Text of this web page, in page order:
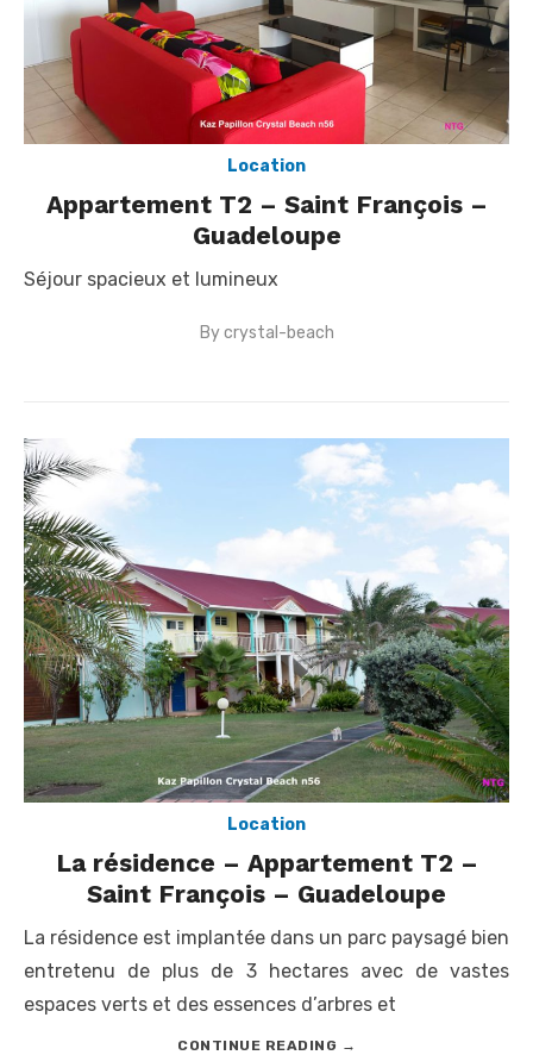
Location
Appartement T2 – Saint François –
Guadeloupe
Séjour spacieux et lumineux
Bycrystal-beach
Location
La résidence – Appartement T2 –
Saint François – Guadeloupe
La résidence est implantée dans un parc paysagé bien
entretenu de plus de 3 hectares avec de vastes
espaces verts et des essences d’arbres et
CONTINUE READING →